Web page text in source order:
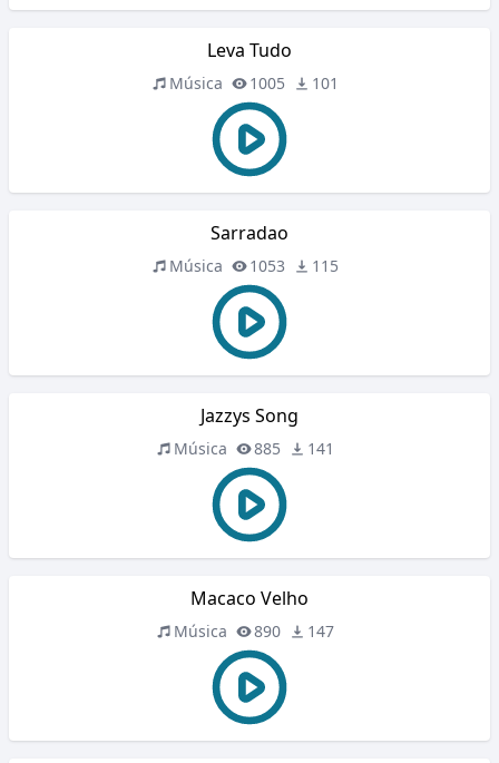
Leva Tudo
Música 1005 101
Sarradao
Música 1053 115
Jazzys Song
Música 885 141
Macaco Velho
Música 890 147